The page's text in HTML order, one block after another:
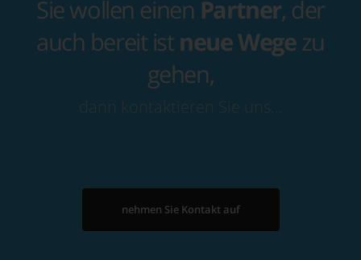
Sie wollen einen Partner, der
auch bereit ist neue Wegezu
gehen,
dann kontaktieren Sie uns…
nehmen Sie Kontakt auf